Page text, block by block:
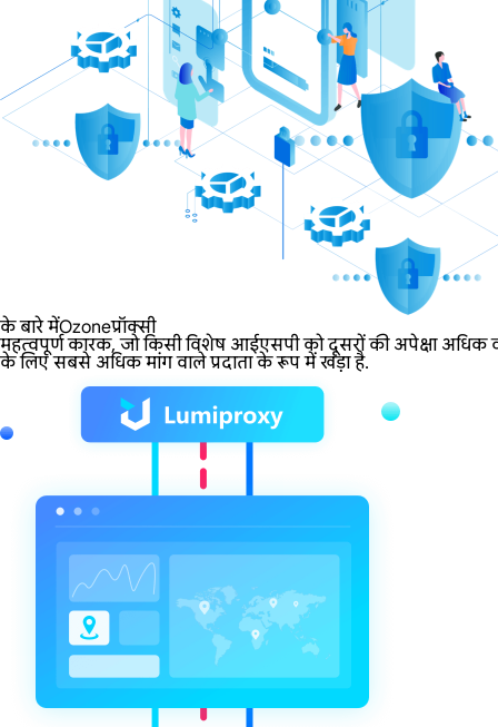
के बारे मेंOzoneप्रॉक्सी
महत्वपूर्ण कारक, जो किसी विशेष आईएसपी को दूसरों की अपेक्षा अधिक
के लिए सबसे अधिक मांग वाले प्रदाता के रूप में खड़ा है.